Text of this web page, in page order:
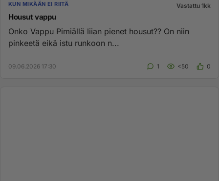
KUN MIKÄÄN EI RIITÄ Vastattu 1kk
Housut vappu
Onko Vappu Pimiällä liian pienet housut?? On niin
pinkeetä eikä istu runkoon n...
09.06.2026 17:30 1 <50 0